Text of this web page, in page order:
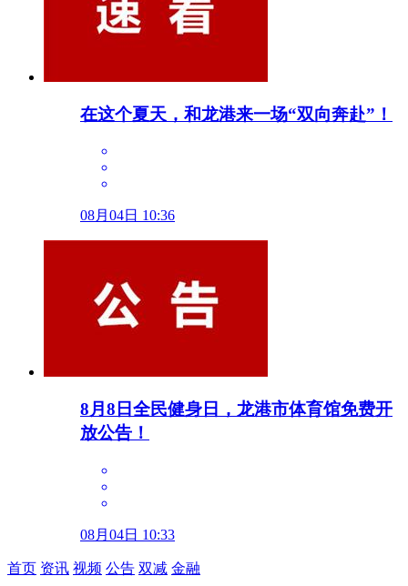
在这个夏天，和龙港来一场“双向奔赴”！
08月04日 10:36
8月8日全民健身日，龙港市体育馆免费开
放公告！
08月04日 10:33
首页 资讯 视频 公告 双减 金融